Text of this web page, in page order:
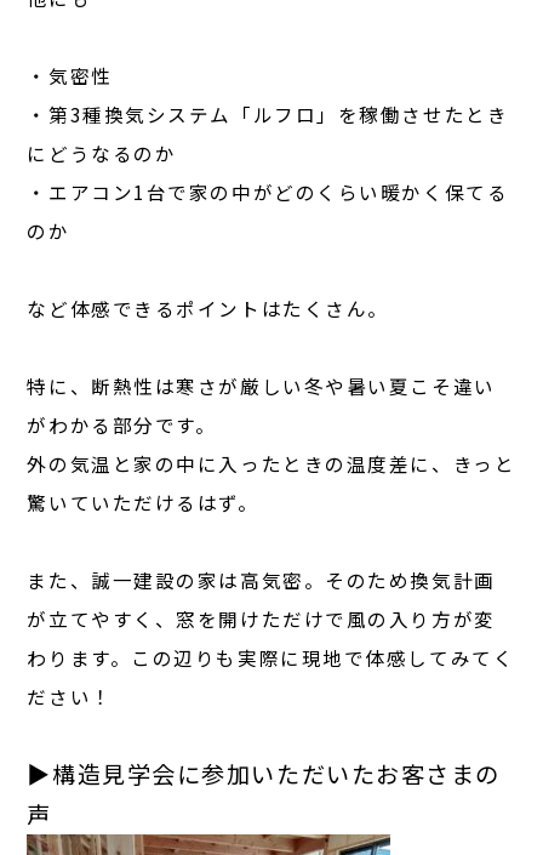
・気密性
・第3種換気システム「ルフロ」を稼働させたとき
にどうなるのか
・エアコン1台で家の中がどのくらい暖かく保てる
のか
など体感できるポイントはたくさん。
特に、断熱性は寒さが厳しい冬や暑い夏こそ違い
がわかる部分です。
外の気温と家の中に入ったときの温度差に、きっと
驚いていただけるはず。
また、誠一建設の家は高気密。そのため換気計画
が立てやすく、窓を開けただけで風の入り方が変
わります。この辺りも実際に現地で体感してみてく
ださい！
▶︎構造見学会に参加いただいたお客さまの
声